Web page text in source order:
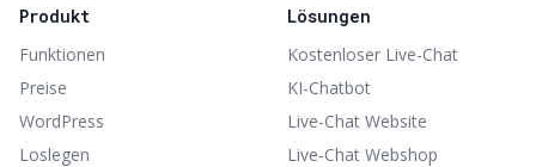
Produkt
Funktionen
Preise
WordPress
Loslegen
Lösungen
Kostenloser Live-Chat
KI-Chatbot
Live-Chat Website
Live-Chat Webshop